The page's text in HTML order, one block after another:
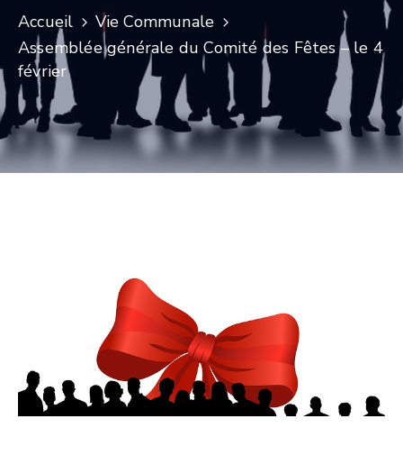
Accueil
Vie Communale
Assemblée générale du Comité des Fêtes – le 4
février